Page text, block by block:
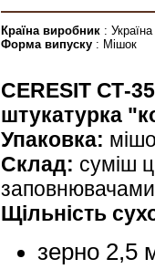
Країна виробник : Україна
Форма випуску : Мішок
CERESIT СТ-
штукатурка
Упаковка:
Склад: суміш
Щільність
зерно 2,5